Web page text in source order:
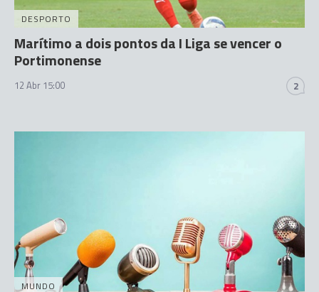
DESPORTO
Marítimo a dois pontos da I Liga se vencer o
Portimonense
12 Abr 15:00 2
MUNDO